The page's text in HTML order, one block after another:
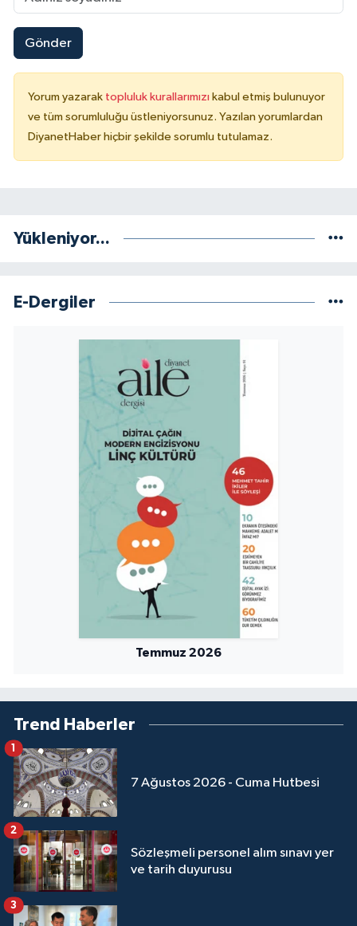
Gönder
Yorum yazarak topluluk kurallarımızı kabul etmiş bulunuyor
ve tüm sorumluluğu üstleniyorsunuz. Yazılan yorumlardan
DiyanetHaber hiçbir şekilde sorumlu tutulamaz.
Yükleniyor...
E-Dergiler
Temmuz 2026
Trend Haberler
7 Ağustos 2026 - Cuma Hutbesi
1
Sözleşmeli personel alım sınavı yer
ve tarih duyurusu
2
3
Kars Müftülüğü
Kastamonu Müftülüğü
Kayseri Müftülüğü
Kırşehir Müftülüğü
Konya Müftülüğü
Kütahya Müftülüğü
Malatya Müftülüğü
Manisa Müftülüğü
Mardin Müftülüğü
Mersin Müftülüğü
Niğde Müftülüğü
Ordu Müftülüğü
Osmaniye Müftülüğü
Rize Müftülüğü
Sakarya Müftülüğü